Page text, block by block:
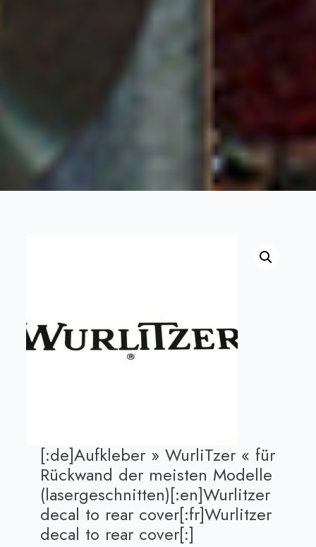
[:de]Aufkleber » WurliTzer « für
Rückwand der meisten Modelle
(lasergeschnitten)[:en]Wurlitzer
decal to rear cover[:fr]Wurlitzer
decal to rear cover[:]